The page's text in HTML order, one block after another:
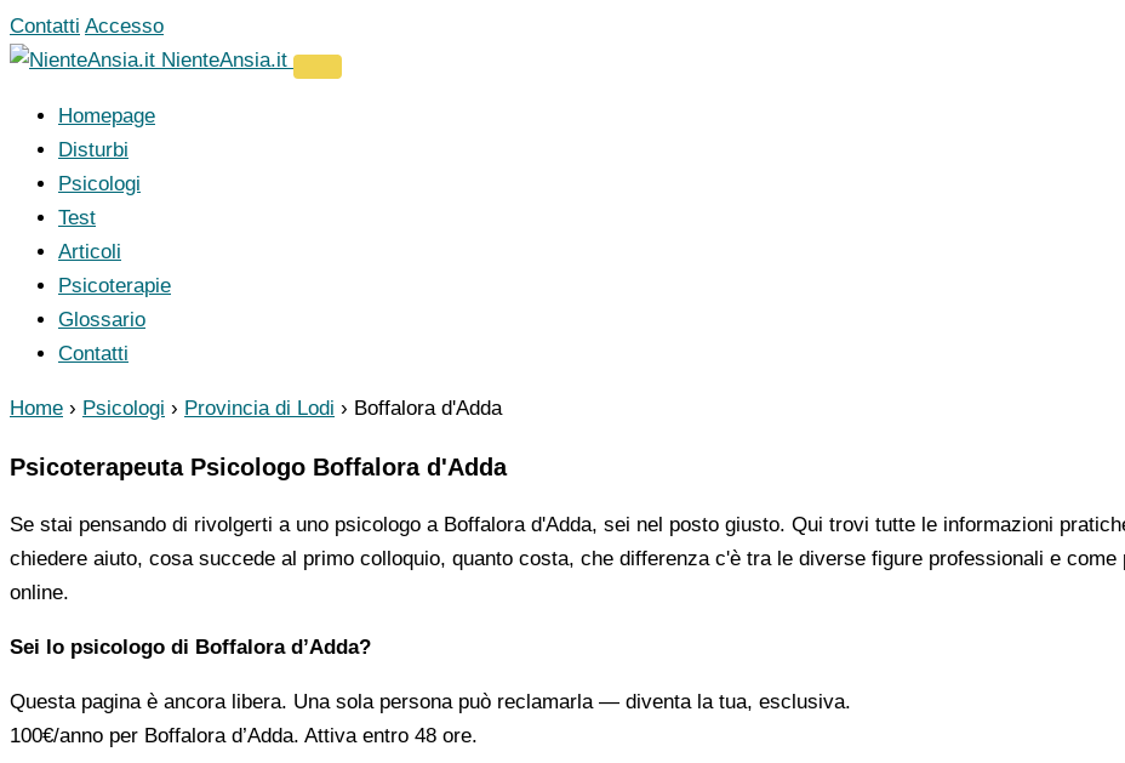
Vai
al
Contatti Accesso
NienteAnsia.it
Homepage
Disturbi
Psicologi
Test
Articoli
Psicoterapie
Glossario
Contatti
Home › Psicologi › Provincia di Lodi › Boffalora d'Adda
Psicoterapeuta Psicologo Boffalora d'Adda
Se stai pensando di rivolgerti a uno psicologo a Boffalora d'Adda, sei nel posto giusto. Qui trovi tutte le informazioni
chiedere aiuto, cosa succede al primo colloquio, quanto costa, che differenza c'è tra le diverse figure professionali e
online.
Sei lo psicologo di Boffalora d’Adda?
Questa pagina è ancora libera. Una sola persona può reclamarla — diventa la tua, esclusiva.
100€/anno per Boffalora d’Adda. Attiva entro 48 ore.